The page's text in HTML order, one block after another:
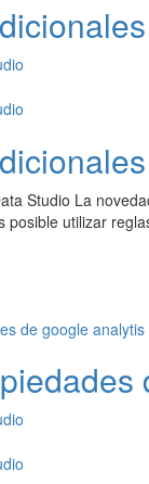
Studio La
posible utilizar